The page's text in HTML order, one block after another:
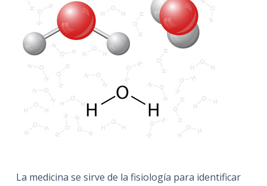
La medicina se sirve de la fisiología para identificar